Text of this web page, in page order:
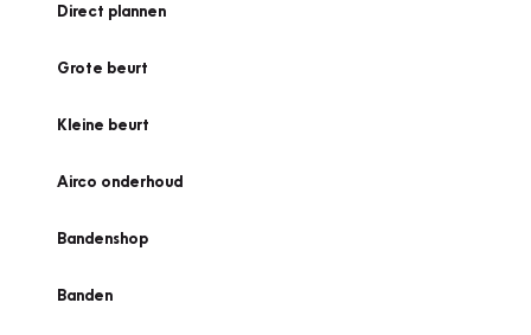
Direct plannen
Grote beurt
Kleine beurt
Airco onderhoud
Bandenshop
Banden